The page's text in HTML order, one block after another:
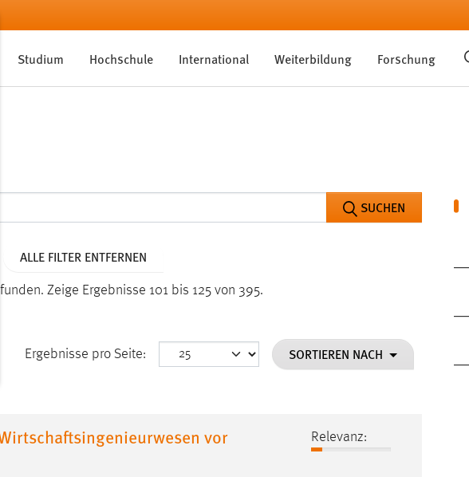
Studium Hochschule International Weiterbildung Forschung
SUCHEN
ALLE FILTER ENTFERNEN
Zeige Ergebnisse 101 bis 125 von 395.
Ergebnisse pro Seite: SORTIEREN NACH
vor
Relevanz: